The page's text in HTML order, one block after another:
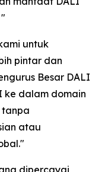
"
untuk
pintar dan
Besar DALI
ke dalam domain
tanpa
atau